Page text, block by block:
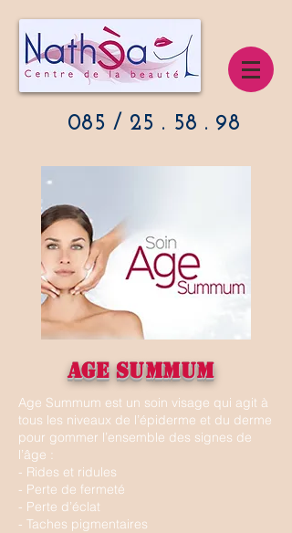
085 / 25 . 58 . 98
AGE SUMMUM
Age Summum est un soin visage qui agit à
tous les niveaux de l’épiderme et du derme
pour gommer l’ensemble des signes de
l’âge :
- Rides et ridules
- Perte de fermeté
- Perte d’éclat
- Taches pigmentaires